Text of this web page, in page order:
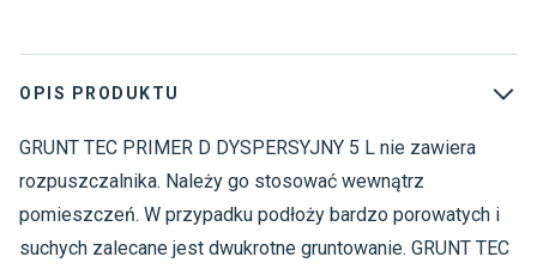
OPIS PRODUKTU
GRUNT TEC PRIMER D DYSPERSYJNY 5 L nie zawiera
rozpuszczalnika. Należy go stosować wewnątrz
pomieszczeń. W przypadku podłoży bardzo porowatych i
suchych zalecane jest dwukrotne gruntowanie. GRUNT TEC